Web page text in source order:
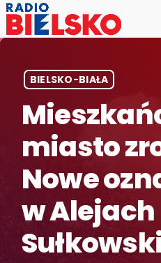
BIELSKO-BIAŁA
miasto
Nowe
w Alejach